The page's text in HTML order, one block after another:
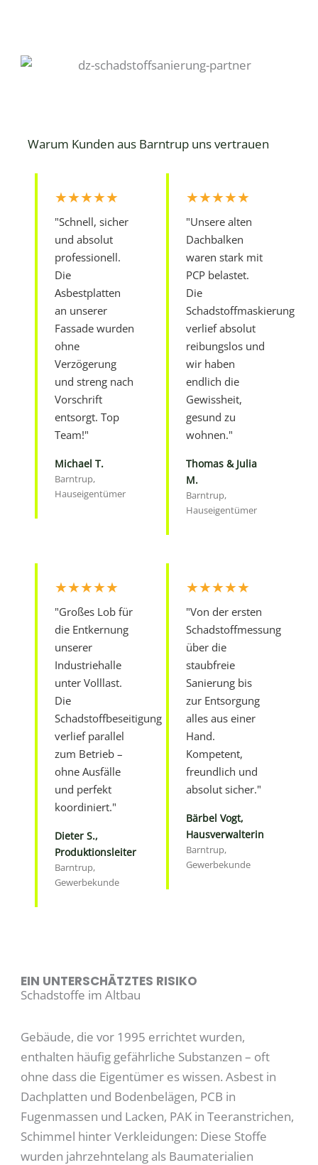
Warum Kunden aus Barntrup uns vertrauen
★★★★★
"Schnell, sicher
und absolut
professionell.
Die
Asbestplatten
an unserer
Fassade wurden
ohne
Verzögerung
und streng nach
Vorschrift
entsorgt. Top
Team!"
Michael T.
Barntrup,
Hauseigentümer
★★★★★
"Unsere alten
Dachbalken
waren stark mit
PCP belastet.
Die
Schadstoffmaskierung
verlief absolut
reibungslos und
wir haben
endlich die
Gewissheit,
gesund zu
wohnen."
Thomas & Julia
M.
Barntrup,
Hauseigentümer
★★★★★
"Großes Lob für
die Entkernung
unserer
Industriehalle
unter Volllast.
Die
Schadstoffbeseitigung
verlief parallel
zum Betrieb –
ohne Ausfälle
und perfekt
koordiniert."
Dieter S.,
Produktionsleiter
Barntrup,
Gewerbekunde
★★★★★
"Von der ersten
Schadstoffmessung
über die
staubfreie
Sanierung bis
zur Entsorgung
alles aus einer
Hand.
Kompetent,
freundlich und
absolut sicher."
Bärbel Vogt,
Hausverwalterin
Barntrup,
Gewerbekunde
EIN UNTERSCHÄTZTES RISIKO
Schadstoffe im Altbau
Gebäude, die vor 1995 errichtet wurden,
enthalten häufig gefährliche Substanzen – oft
ohne dass die Eigentümer es wissen. Asbest in
Dachplatten und Bodenbelägen, PCB in
Fugenmassen und Lacken, PAK in Teeranstrichen,
Schimmel hinter Verkleidungen: Diese Stoffe
wurden jahrzehntelang als Baumaterialien